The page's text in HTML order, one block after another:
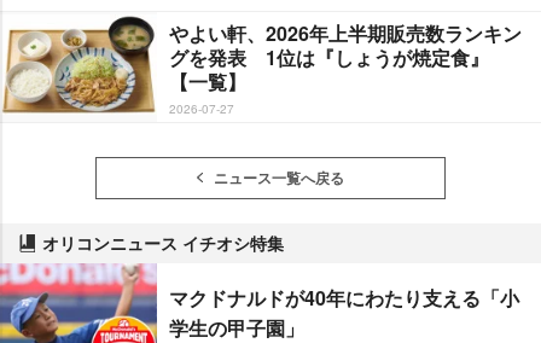
よい軒、2026年上半期販売数ランキン
グを発表 1位は『しょうが焼定食』
【一覧】
2026-07-27
ニュース一覧へ戻る
オリコンニュース イチオシ特集
マクドナルドが40年にわたり支える「小
学生の甲子園」